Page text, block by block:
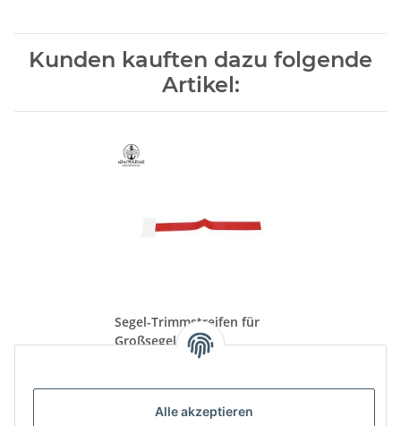
Alle akzeptieren
Kunden kauften dazu folgende
Artikel:
Segel-Trimmstreifen für
Großsegel 6 Stück